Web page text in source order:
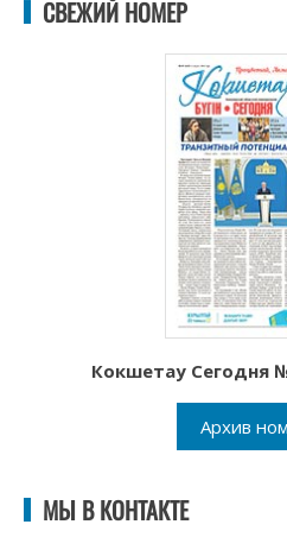
СВЕЖИЙ НОМЕР
Кокшетау Сегодня
Архив
МЫ В КОНТАКТЕ